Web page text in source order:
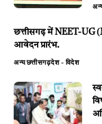
छत्तीसगढ़ में NEET-UG
आवेदन प्रारंभ.
अन्यछत्तीसगढ़देश - विदेश